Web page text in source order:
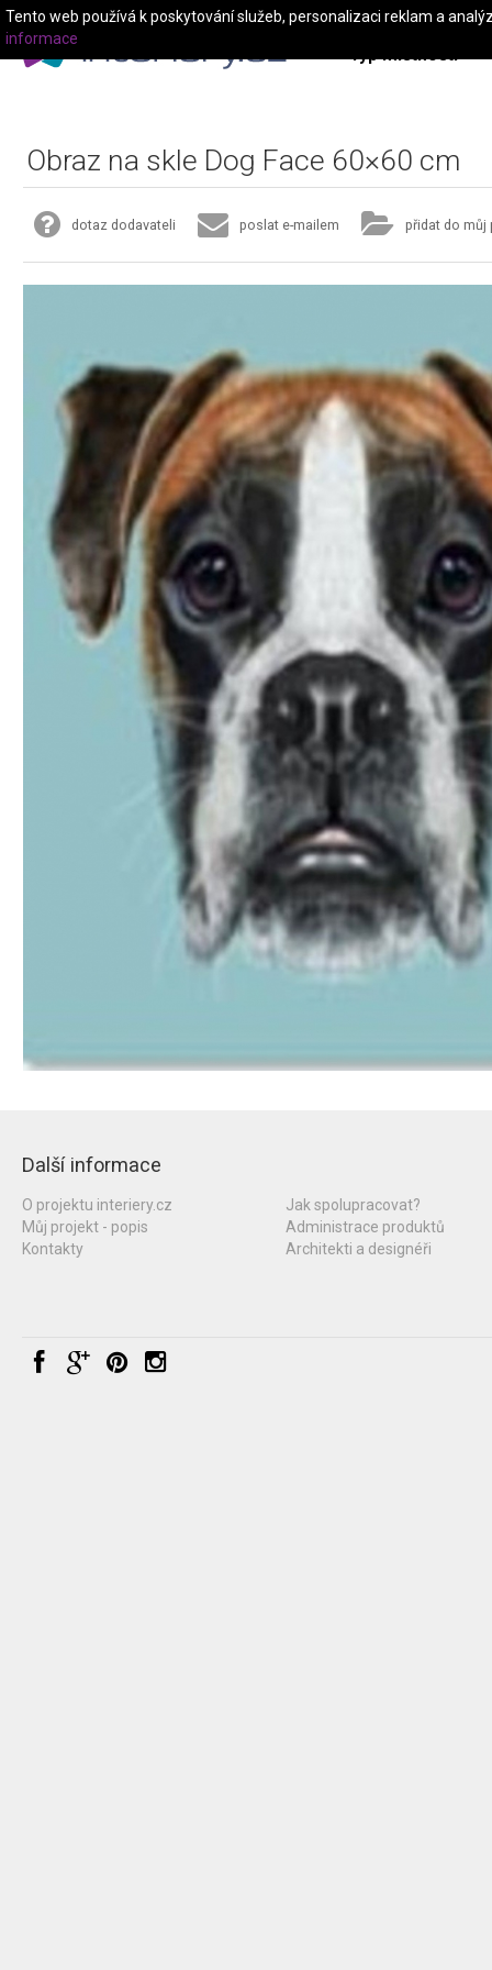
Typ místnosti
Obraz na skle Dog Face 60×60 cm
dotaz dodavateli poslat e-mailem přidat do můj
Další informace
O projektu interiery.cz
Můj projekt - popis
Kontakty
Jak spolupracovat?
Administrace produktů
Architekti a designéři
Tento web používá k poskytování služeb, personalizaci reklam a
informace